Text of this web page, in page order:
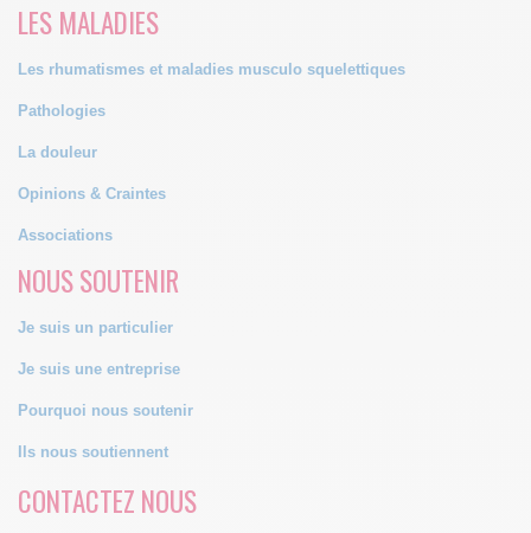
LES MALADIES
Les rhumatismes et maladies musculo squelettiques
Pathologies
La douleur
Opinions & Craintes
Associations
NOUS SOUTENIR
Je suis un particulier
Je suis une entreprise
Pourquoi nous soutenir
Ils nous soutiennent
CONTACTEZ NOUS